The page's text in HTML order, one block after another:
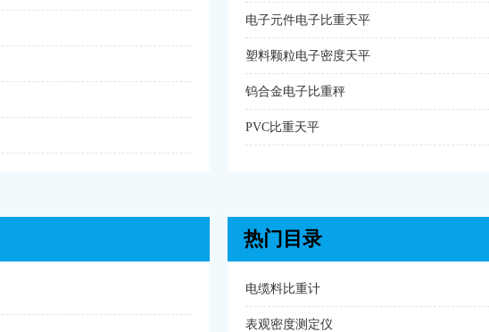
电子元件电子比重天平
塑料颗粒电子密度天平
钨合金电子比重秤
PVC比重天平
热门目录
电缆料比重计
表观密度测定仪